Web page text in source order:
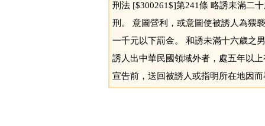
刑法 [$300261$]第241條 略誘未滿二
刑。 意圖營利，或意圖使被誘人為猥
一千元以下罰金。 和誘未滿十六歲之
誘人出中華民國領域外者，處五年以
宣告前，送回被誘人或指明所在地因